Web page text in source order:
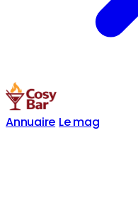
Annuaire Le mag